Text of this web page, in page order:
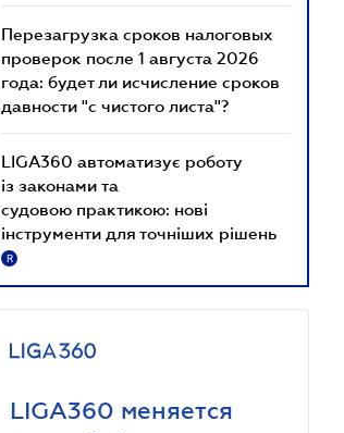
Перезагрузка сроков налоговых
проверок после 1 августа 2026
года: будет ли исчисление сроков
давности "с чистого листа"?
LIGA360 автоматизує роботу
із законами та
судовою практикою: нові
інструменти для точніших рішень
R
LIGA360 меняется